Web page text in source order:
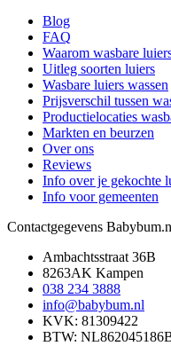
Blog
FAQ
Waarom wasbare
Uitleg soorten luiers
Wasbare luiers wassen
Prijsverschil tussen
Productielocaties
Markten en beurzen
Over ons
Reviews
Info over je gekochte
Info voor gemeenten
Contactgegevens
Ambachtsstraat 36B
8263AK Kampen
038 234 3888
info@babybum.nl
KVK: 81309422
BTW: